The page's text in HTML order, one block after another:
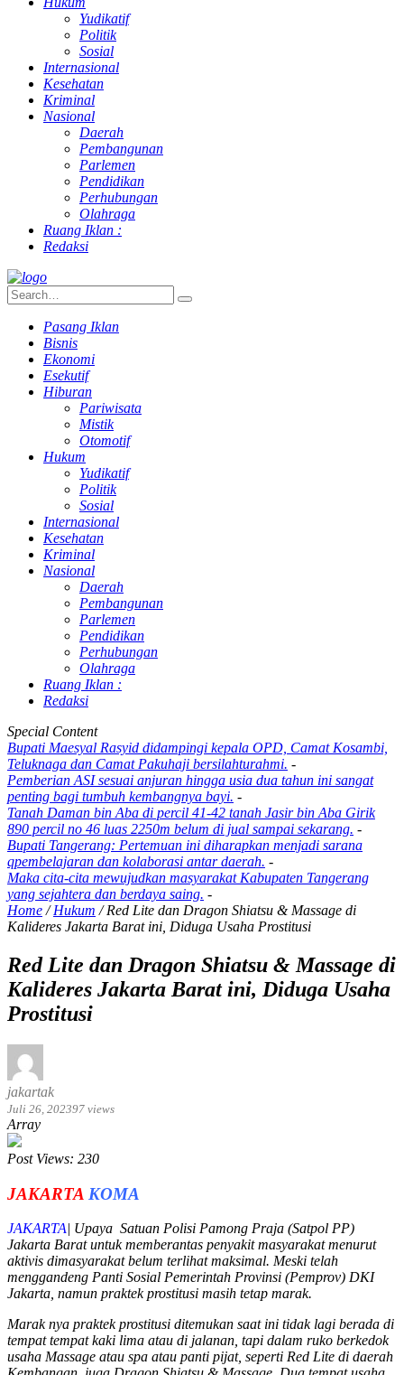
Yudikatif
Politik
Sosial
Internasional
Kesehatan
Kriminal
Nasional
Daerah
Pembangunan
Parlemen
Pendidikan
Perhubungan
Olahraga
Ruang Iklan :
Redaksi
Pasang Iklan
Bisnis
Ekonomi
Esekutif
Hiburan
Pariwisata
Mistik
Otomotif
Hukum
Yudikatif
Politik
Sosial
Internasional
Kesehatan
Kriminal
Nasional
Daerah
Pembangunan
Parlemen
Pendidikan
Perhubungan
Olahraga
Ruang Iklan :
Redaksi
Special Content
Bupati Maesyal Rasyid didampingi kepala OPD, Camat Kosambi,
Teluknaga dan Camat Pakuhaji bersilahturahmi. -
Pemberian ASI sesuai anjuran hingga usia dua tahun ini sangat
penting bagi tumbuh kembangnya bayi. -
Tanah Daman bin Aba di percil 41-42 tanah Jasir bin Aba Girik
890 percil no 46 luas 2250m belum di jual sampai sekarang. -
Bupati Tangerang: Pertemuan ini diharapkan menjadi sarana
qpembelajaran dan kolaborasi antar daerah. -
Maka cita-cita mewujudkan masyarakat Kabupaten Tangerang
yang sejahtera dan berdaya saing. -
Home /Hukum /Red Lite dan Dragon Shiatsu & Massage di
Kalideres Jakarta Barat ini, Diduga Usaha Prostitusi
Red Lite dan Dragon Shiatsu & Massage di
Kalideres Jakarta Barat ini, Diduga Usaha
Prostitusi
jakartak
Juli 26, 202397 views
Array
Post Views: 230
JAKARTA KOMA
JAKARTA| Upaya Satuan Polisi Pamong Praja (Satpol PP)
Jakarta Barat untuk memberantas penyakit masyarakat menurut
aktivis dimasyarakat belum terlihat maksimal. Meski telah
menggandeng Panti Sosial Pemerintah Provinsi (Pemprov) DKI
Jakarta, namun praktek prostitusi masih tetap marak.
Marak nya praktek prostitusi ditemukan saat ini tidak lagi berada di
tempat tempat kaki lima atau di jalanan, tapi dalam ruko berkedok
usaha Massage atau spa atau panti pijat, seperti Red Lite di daerah